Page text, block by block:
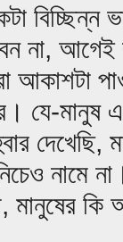
বিচ্ছিন্ন
না,
আকাশটা
যে-
নামে
মানুষের